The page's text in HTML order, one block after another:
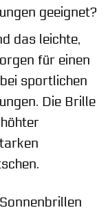
geeignet?
das leichte,
für einen
sportlichen
Die Brille